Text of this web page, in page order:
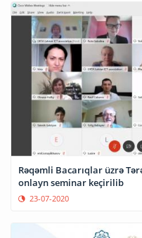
Rəqəmli Bacarıqlar üzrə
onlayn seminar keçirilib
23-07-2020